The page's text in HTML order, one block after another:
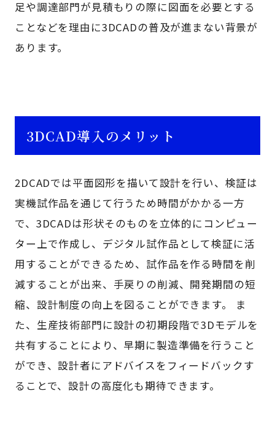
足や調達部門が見積もりの際に図面を必要とする
ことなどを理由に3DCADの普及が進まない背景が
あります。
3DCAD導入のメリット
2DCADでは平面図形を描いて設計を行い、検証は
実機試作品を通じて行うため時間がかかる一方
で、3DCADは形状そのものを立体的にコンピュー
ター上で作成し、デジタル試作品として検証に活
用することができるため、試作品を作る時間を削
減することが出来、手戻りの削減、開発期間の短
縮、設計制度の向上を図ることができます。 ま
た、生産技術部門に設計の初期段階で3Dモデルを
共有することにより、早期に製造準備を行うこと
ができ、設計者にアドバイスをフィードバックす
ることで、設計の高度化も期待できます。